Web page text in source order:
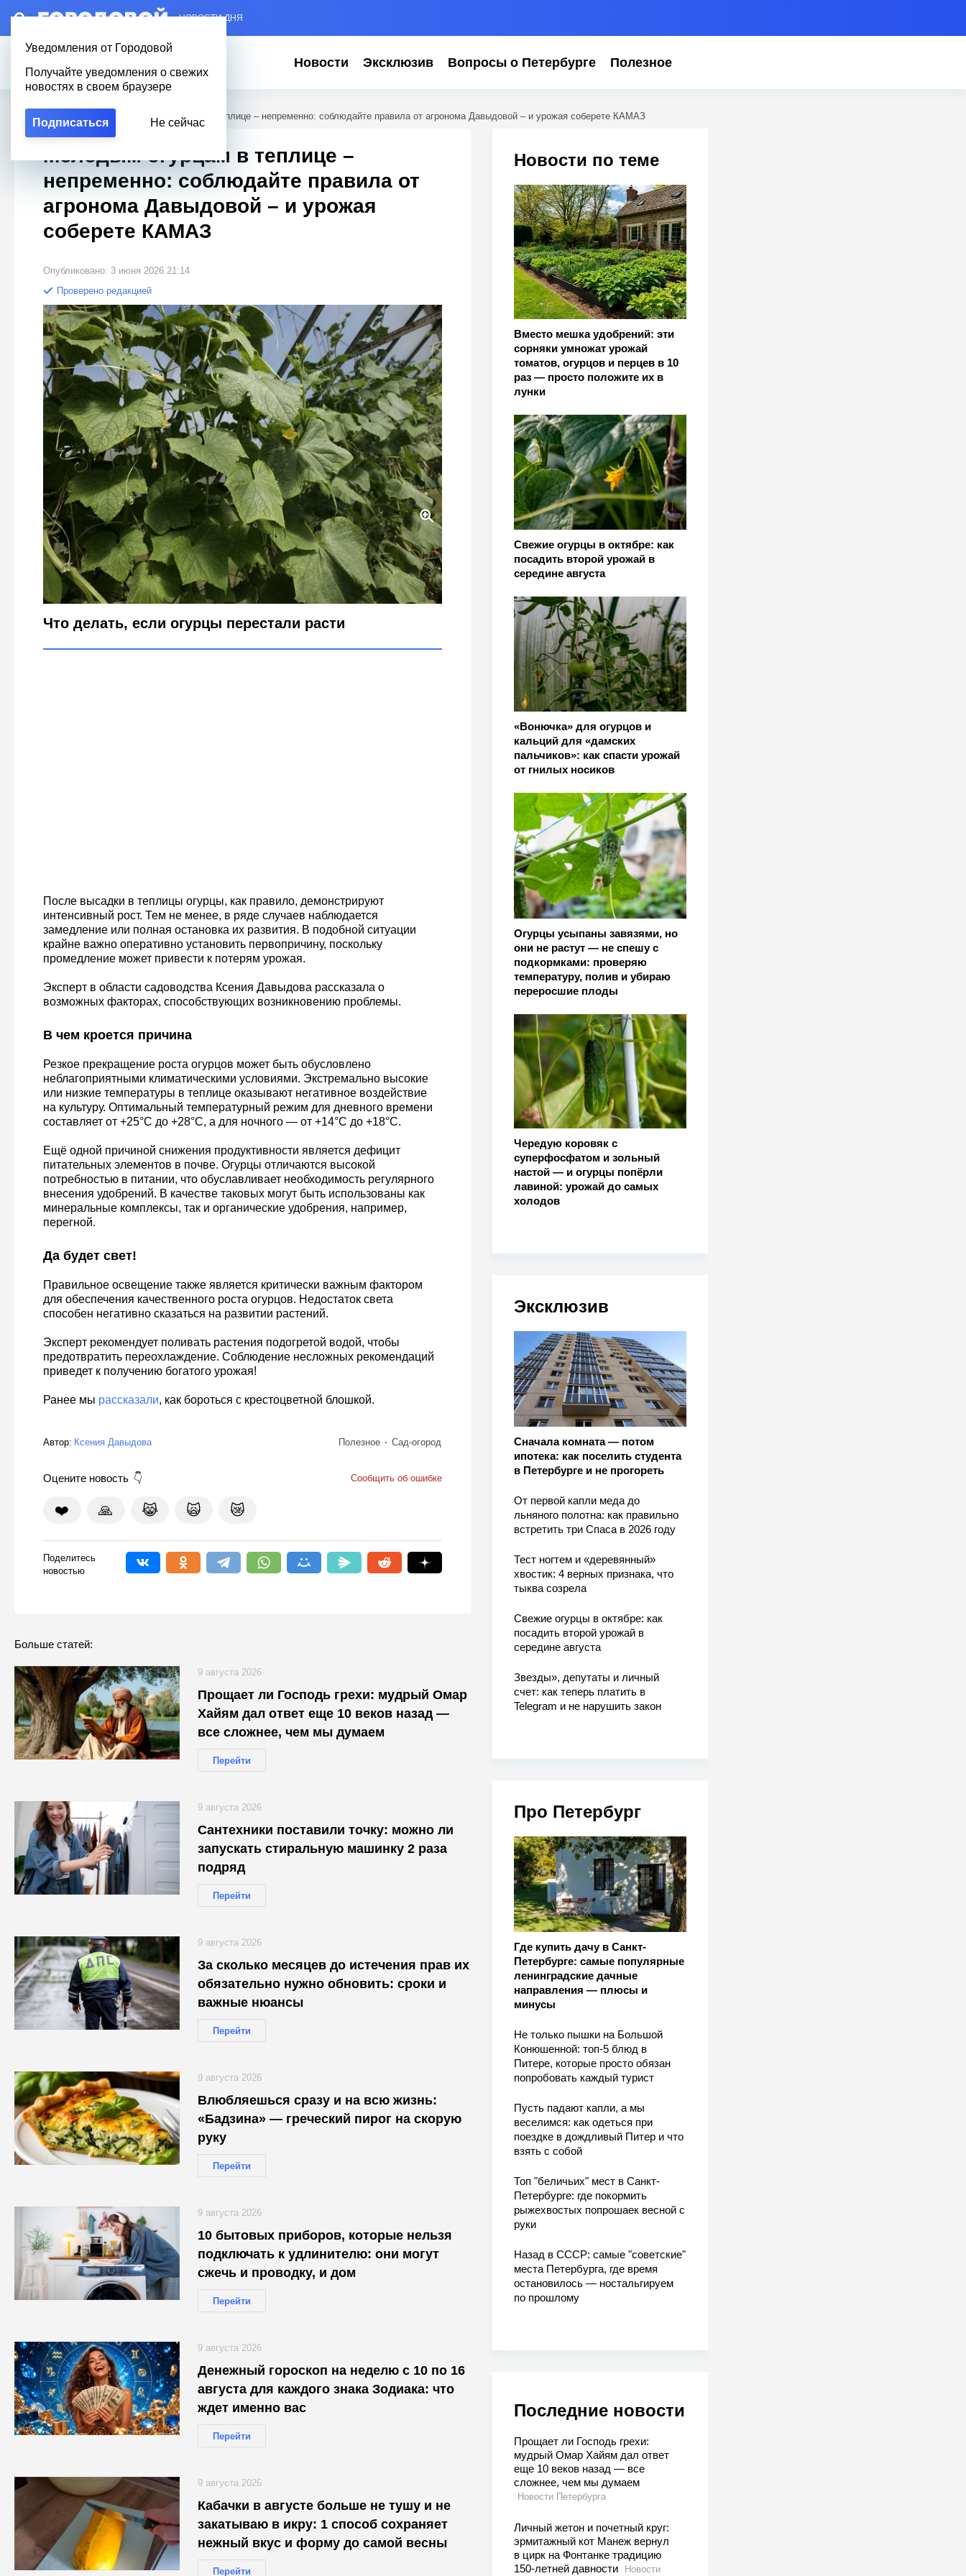
– НОВОСТИ ДНЯ
Уведомления от Городовой
Получайте уведомления о свежих
новостях в своем браузере
Подписаться Не сейчас
Новости Эксклюзив Вопросы о Петербурге Полезное
Городовой Молодым огурцам в теплице – непременно: соблюдайте правила от агронома Давыдовой – и урожая соберете КАМАЗ
Новости по теме
Вместо мешка удобрений: эти
сорняки умножат урожай
томатов, огурцов и перцев в 10
раз — просто положите их в
лунки
Свежие огурцы в октябре: как
посадить второй урожай в
середине августа
«Вонючка» для огурцов и
кальций для «дамских
пальчиков»: как спасти урожай
от гнилых носиков
Огурцы усыпаны завязями, но
они не растут — не спешу с
подкормками: проверяю
температуру, полив и убираю
переросшие плоды
Чередую коровяк с
суперфосфатом и зольный
настой — и огурцы попёрли
лавиной: урожай до самых
холодов
Эксклюзив
Сначала комната — потом
ипотека: как поселить студента
в Петербурге и не прогореть
От первой капли меда до
льняного полотна: как правильно
встретить три Спаса в 2026 году
Тест ногтем и «деревянный»
хвостик: 4 верных признака, что
тыква созрела
Свежие огурцы в октябре: как
посадить второй урожай в
середине августа
Звезды», депутаты и личный
счет: как теперь платить в
Telegram и не нарушить закон
Про Петербург
Где купить дачу в Санкт-
Петербурге: самые популярные
ленинградские дачные
направления — плюсы и
минусы
Не только пышки на Большой
Конюшенной: топ-5 блюд в
Питере, которые просто обязан
попробовать каждый турист
Пусть падают капли, а мы
веселимся: как одеться при
поездке в дождливый Питер и что
взять с собой
Топ "беличьих" мест в Санкт-
Петербурге: где покормить
рыжехвостых попрошаек весной с
руки
Назад в СССР: самые "советские"
места Петербурга, где время
остановилось — ностальгируем
по прошлому
Последние новости
Прощает ли Господь грехи:
мудрый Омар Хайям дал ответ
еще 10 веков назад — все
сложнее, чем мы думаем
Новости Петербурга
Личный жетон и почетный круг:
эрмитажный кот Манеж вернул
в цирк на Фонтанке традицию
150-летней давности
Новости
Молодым огурцам в теплице –
непременно: соблюдайте правила от
агронома Давыдовой – и урожая
соберете КАМАЗ
Опубликовано: 3 июня 2026 21:14
Проверено редакцией
Молодым огурцам в теплице – непременно: соблюдайте правила от агронома
Давыдовой – и урожая соберете КАМАЗ
Городовой ру
Что делать, если огурцы перестали расти
После высадки в теплицы огурцы, как правило, демонстрируют
интенсивный рост. Тем не менее, в ряде случаев наблюдается
замедление или полная остановка их развития. В подобной ситуации
крайне важно оперативно установить первопричину, поскольку
промедление может привести к потерям урожая.
Эксперт в области садоводства Ксения Давыдова рассказала о
возможных факторах, способствующих возникновению проблемы.
В чем кроется причина
Резкое прекращение роста огурцов может быть обусловлено
неблагоприятными климатическими условиями. Экстремально высокие
или низкие температуры в теплице оказывают негативное воздействие
на культуру. Оптимальный температурный режим для дневного времени
составляет от +25°C до +28°C, а для ночного — от +14°C до +18°C.
Ещё одной причиной снижения продуктивности является дефицит
питательных элементов в почве. Огурцы отличаются высокой
потребностью в питании, что обуславливает необходимость регулярного
внесения удобрений. В качестве таковых могут быть использованы как
минеральные комплексы, так и органические удобрения, например,
перегной.
Да будет свет!
Правильное освещение также является критически важным фактором
для обеспечения качественного роста огурцов. Недостаток света
способен негативно сказаться на развитии растений.
Эксперт рекомендует поливать растения подогретой водой, чтобы
предотвратить переохлаждение. Соблюдение несложных рекомендаций
приведет к получению богатого урожая!
Ранее мы рассказали, как бороться с крестоцветной блошкой.
Автор: Ксения Давыдова Полезное Сад-огород
Оцените новость Сообщить об ошибке
❤️ 🙏 😹 🙀 😿
Поделитесь
новостью
Больше статей:
Прощает ли Господь грехи: мудрый Омар
Хайям дал ответ еще 10 веков назад —
все сложнее, чем мы думаем
Перейти
9 августа 2026
Сантехники поставили точку: можно ли
запускать стиральную машинку 2 раза
подряд
Перейти
9 августа 2026
За сколько месяцев до истечения прав их
обязательно нужно обновить: сроки и
важные нюансы
Перейти
9 августа 2026
Влюбляешься сразу и на всю жизнь:
«Бадзина» — греческий пирог на скорую
руку
Перейти
9 августа 2026
10 бытовых приборов, которые нельзя
подключать к удлинителю: они могут
сжечь и проводку, и дом
Перейти
9 августа 2026
Денежный гороскоп на неделю с 10 по 16
августа для каждого знака Зодиака: что
ждет именно вас
Перейти
9 августа 2026
Кабачки в августе больше не тушу и не
закатываю в икру: 1 способ сохраняет
нежный вкус и форму до самой весны
Перейти
9 августа 2026